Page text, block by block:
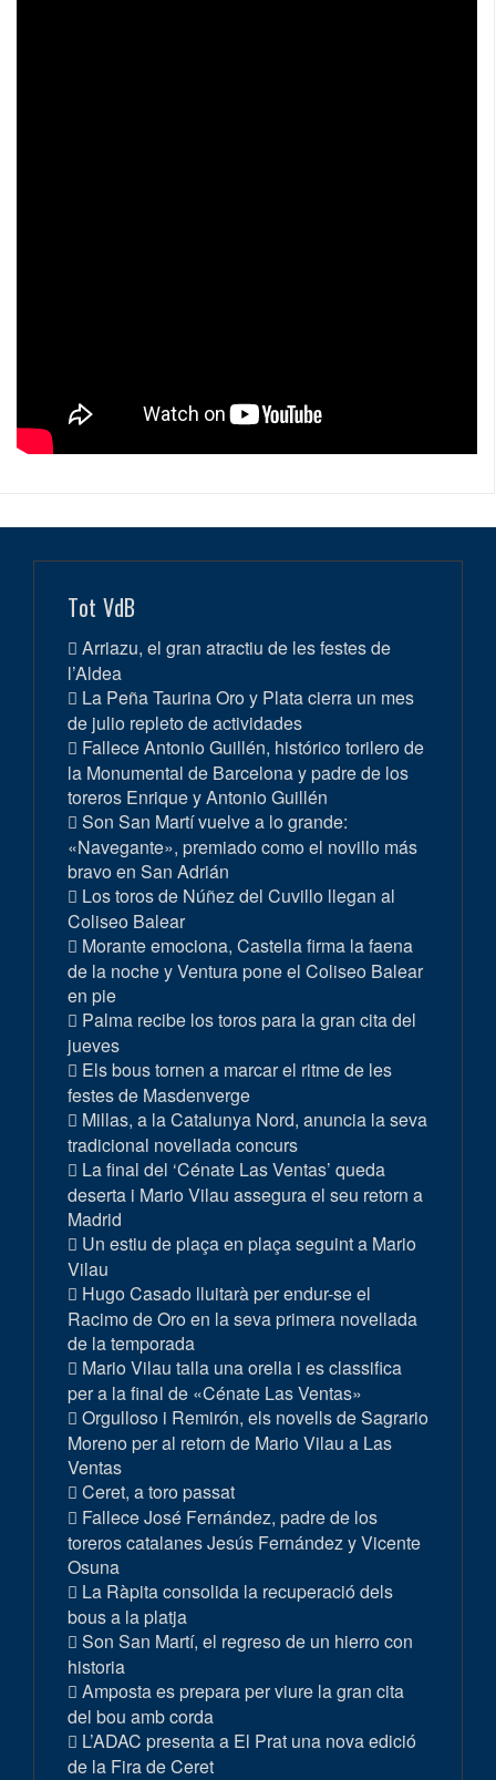
Tot VdB
Arriazu, el gran atractiu de les festes de
l’Aldea
La Peña Taurina Oro y Plata cierra un mes
de julio repleto de actividades
Fallece Antonio Guillén, histórico torilero de
la Monumental de Barcelona y padre de los
toreros Enrique y Antonio Guillén
Son San Martí vuelve a lo grande:
«Navegante», premiado como el novillo más
bravo en San Adrián
Los toros de Núñez del Cuvillo llegan al
Coliseo Balear
Morante emociona, Castella firma la faena
de la noche y Ventura pone el Coliseo Balear
en pie
Palma recibe los toros para la gran cita del
jueves
Els bous tornen a marcar el ritme de les
festes de Masdenverge
Millas, a la Catalunya Nord, anuncia la seva
tradicional novellada concurs
La final del ‘Cénate Las Ventas’ queda
deserta i Mario Vilau assegura el seu retorn a
Madrid
Un estiu de plaça en plaça seguint a Mario
Vilau
Hugo Casado lluitarà per endur-se el
Racimo de Oro en la seva primera novellada
de la temporada
Mario Vilau talla una orella i es classifica
per a la final de «Cénate Las Ventas»
Orgulloso i Remirón, els novells de Sagrario
Moreno per al retorn de Mario Vilau a Las
Ventas
Ceret, a toro passat
Fallece José Fernández, padre de los
toreros catalanes Jesús Fernández y Vicente
Osuna
La Ràpita consolida la recuperació dels
bous a la platja
Son San Martí, el regreso de un hierro con
historia
Amposta es prepara per viure la gran cita
del bou amb corda
L’ADAC presenta a El Prat una nova edició
de la Fira de Ceret